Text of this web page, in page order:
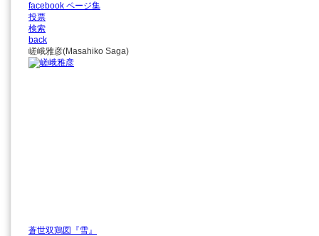
facebook ページ集
投票
検索
back
嵯峨雅彦(Masahiko Saga)
蒼世双鶏図『雪』